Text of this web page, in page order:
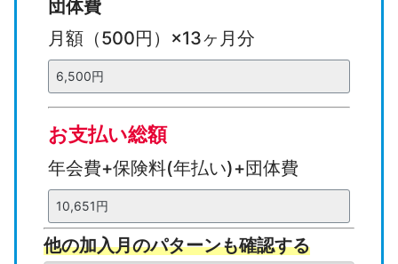
団体費
月額（500円）×13ヶ月分
お支払い総額
年会費+保険料(年払い)+団体費
一
一
保
団
他の加入月のパターンも確認する